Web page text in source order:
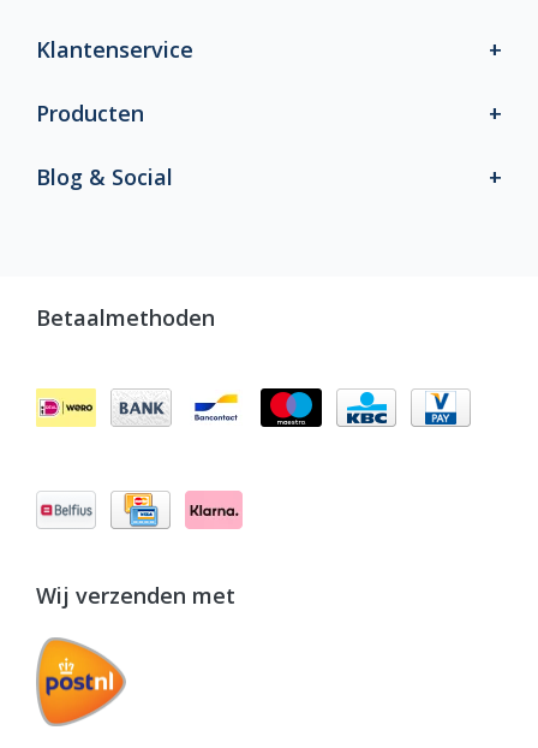
Klantenservice
Producten
Blog & Social
Betaalmethoden
Wij verzenden met